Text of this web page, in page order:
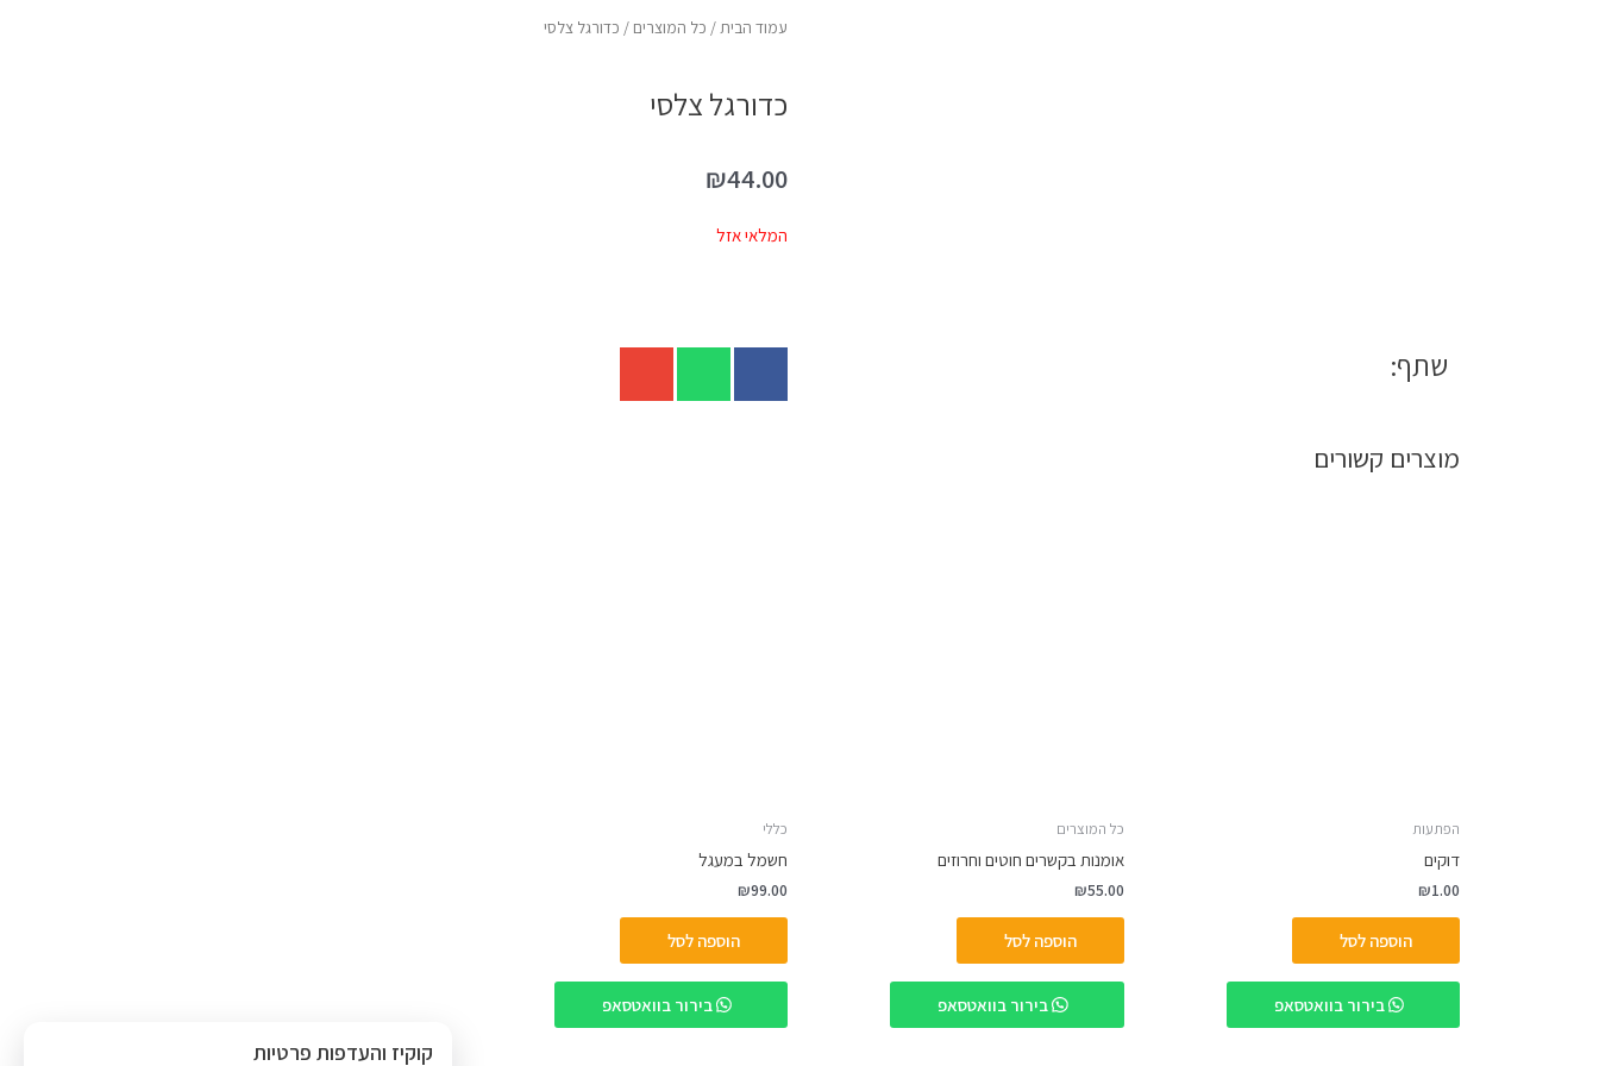
עמוד הבית/ כל המוצרים / כדורגל צלסי
כדורגל צלסי
₪44.00
המלאי אזל
שתף:
מוצרים קשורים
הפתעות
דוקים
₪1.00
הוספה לסל
בירור בוואטסאפ
כל המוצרים
אומנות בקשרים חוטים וחרוזים
₪55.00
הוספה לסל
בירור בוואטסאפ
כללי
חשמל במעגל
₪99.00
הוספה לסל
בירור בוואטסאפ
קוקיז והעדפות פרטיות